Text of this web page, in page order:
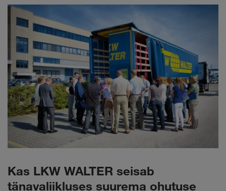
Kas LKW WALTER seisab
tänavaliikluses suurema ohutuse